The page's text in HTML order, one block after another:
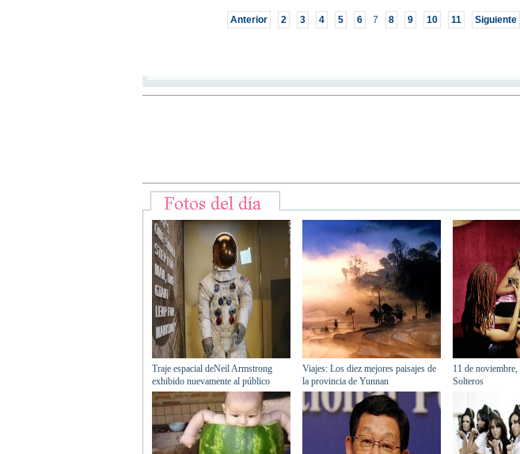
Anterior 2 3 4 5 6 7 8 9 10 11 Siguiente